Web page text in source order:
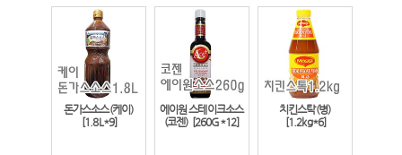
돈가스소스(케이)
[1.8L*9]
에이원 스테이크소스
(코젠) [260G*12]
치킨스탁(병)
[1.2kg*6]